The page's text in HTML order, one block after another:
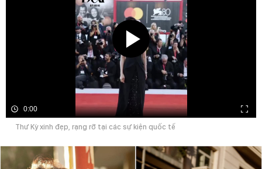
0:00
Thư Kỳ xinh đẹp, rạng rỡ tại các sự kiện quốc tế